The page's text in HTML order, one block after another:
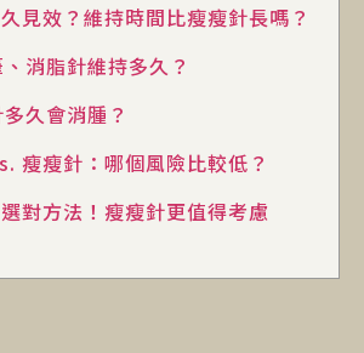
見效？維持時間比瘦瘦針長嗎？
消脂針維持多久？
久會消腫？
瘦瘦針：哪個風險比較低？
對方法！瘦瘦針更值得考慮